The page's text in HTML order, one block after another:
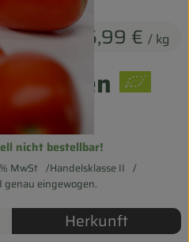
6,99 € / kg
nicht bestellbar!
MwSt
Handelsklasse II
genau eingewogen.
Herkunft